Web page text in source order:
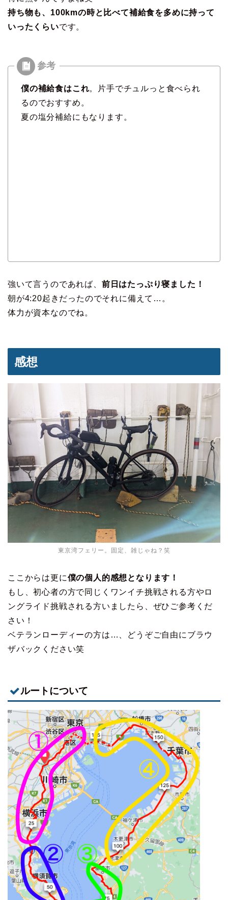
持ち物も、100kmの時と比べて補給食を多めに持って
いったくらいです。
僕の補給食はこれ。片手でチュルっと食べられ
るのでおすすめ。
夏の塩分補給にもなります。
強いて言うのであれば、 前日はたっぷり寝ました！
朝が4:20起きだったのでそれに備えて…。
体力が資本なのでね。
感想
東京湾フェリー。固定、雑じゃね？笑
ここからは更に僕の個人的感想となります！
もし、初心者の方で同じくワンイチ挑戦される方やロ
ングライド挑戦される方いましたら、ぜひご参考くだ
さい！
ベテランローディーの方は…、どうぞご自由にブラウ
ザバックください笑
ルートについて